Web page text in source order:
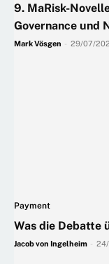
9. MaRisk-
Governance und
Mark Vösgen 29/07/
Payment
Was die Debatte
Jacob von Ingelheim